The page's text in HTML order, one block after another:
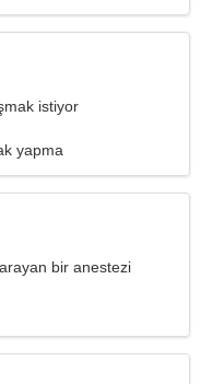
istiyor
yapma
bir anestezi